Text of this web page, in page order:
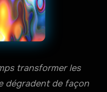
transformer les
dégradent de façon